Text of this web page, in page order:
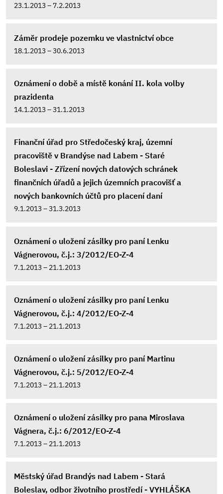
23.1.2013 – 7.2.2013
Záměr prodeje pozemku ve vlastnictví obce
18.1.2013 – 30.6.2013
Oznámení o době a místě konání II. kola volby
prazidenta
14.1.2013 – 31.1.2013
Finanční úřad pro Středočeský kraj, územní
pracoviště v Brandýse nad Labem - Staré
Boleslavi - Zřízení nových datových schránek
finančních úřadů a jejich územních pracovišť a
nových bankovních účtů pro placení daní
9.1.2013 – 31.3.2013
Oznámení o uložení zásilky pro paní Lenku
Vágnerovou, č.j.: 3/2012/EO-Z-4
7.1.2013 – 21.1.2013
Oznámení o uložení zásilky pro paní Lenku
Vágnerovou, č.j.: 4/2012/EO-Z-4
7.1.2013 – 21.1.2013
Oznámení o uložení zásilky pro paní Martinu
Vágnerovou, č.j.: 5/2012/EO-Z-4
7.1.2013 – 21.1.2013
Oznámení o uložení zásilky pro pana Miroslava
Vágnera, č.j.: 6/2012/EO-Z-4
7.1.2013 – 21.1.2013
Městský úřad Brandýs nad Labem - Stará
Boleslav, odbor životního prostředí - VYHLÁŠKA